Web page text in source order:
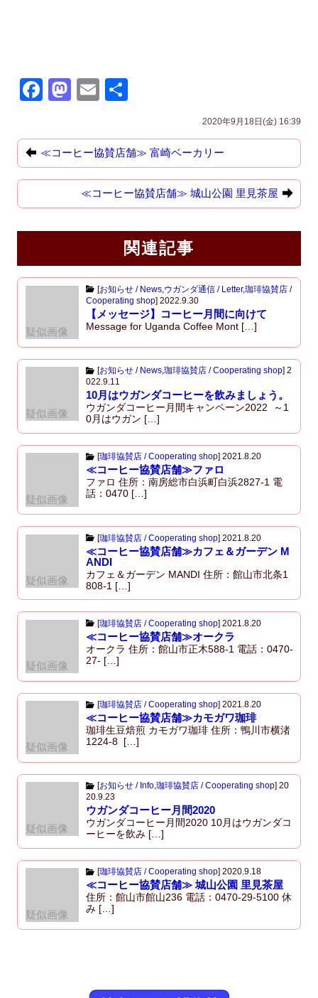
F
c
e
b
o
o
M
st
o
d
o
n
E
ail
2020年9月18日(金) 16:39
≪コーヒー協賛店舗≫ 富崎ベーカリー
≪コーヒー協賛店舗≫ 城山公園 里見茶屋
関連記事
疑似画像
[お知らせ / News,ウガンダ通信 / Letter,珈琲協賛店 /
Cooperating shop] 2022.9.30
【メッセージ】コーヒー月間に向けて
Message for Uganda Coffee Mont […]
疑似画像
[お知らせ / News,珈琲協賛店 / Cooperating shop] 2
022.9.11
10月はウガンダコーヒーを飲みましょう。
ウガンダコーヒー月間キャンペーン2022 ～1
0月はウガン […]
疑似画像
[珈琲協賛店 / Cooperating shop] 2021.8.20
≪コーヒー協賛店舗≫ファロ
ファロ 住所：南房総市白浜町白浜2827-1 電
話：0470 […]
疑似画像
[珈琲協賛店 / Cooperating shop] 2021.8.20
≪コーヒー協賛店舗≫カフェ＆ガーデン M
ANDI
カフェ＆ガーデン MANDI 住所：館山市北条1
808-1 […]
疑似画像
[珈琲協賛店 / Cooperating shop] 2021.8.20
≪コーヒー協賛店舗≫オークラ
オークラ 住所：館山市正木588-1 電話：0470-
27- […]
疑似画像
[珈琲協賛店 / Cooperating shop] 2021.8.20
≪コーヒー協賛店舗≫カモガワ珈琲
珈琲生豆焙煎 カモガワ珈琲 住所：鴨川市横渚
1224-8 […]
疑似画像
[お知らせ / Info,珈琲協賛店 / Cooperating shop] 20
20.9.23
ウガンダコーヒー月間2020
ウガンダコーヒー月間2020 10月はウガンダコ
ーヒーを飲み […]
疑似画像
[珈琲協賛店 / Cooperating shop] 2020.9.18
≪コーヒー協賛店舗≫ 城山公園 里見茶屋
住所：館山市館山236 電話：0470-29-5100 休
み […]